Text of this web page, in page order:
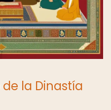
la Dinastía